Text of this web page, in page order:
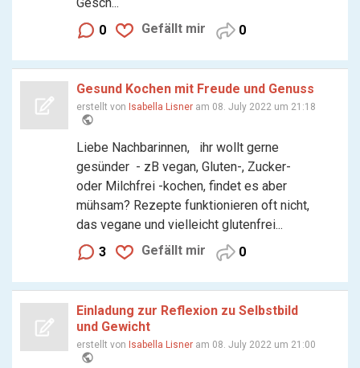
0
Gefällt mir 0
Gesund Kochen mit Freude und Genuss
erstellt von Isabella Lisner am 08. July 2022 um 21:18
public
Liebe Nachbarinnen, ihr wollt gerne
gesünder - zB vegan, Gluten-, Zucker-
oder Milchfrei -kochen, findet es aber
mühsam? Rezepte funktionieren oft nicht,
das vegane und vielleicht glutenfrei...
3
Gefällt mir 0
Einladung zur Reflexion zu Selbstbild
und Gewicht
erstellt von Isabella Lisner am 08. July 2022 um 21:00
public